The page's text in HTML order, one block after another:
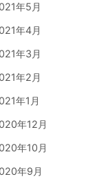
年5月
年4月
年3月
年2月
年1月
年12月
年10月
年9月